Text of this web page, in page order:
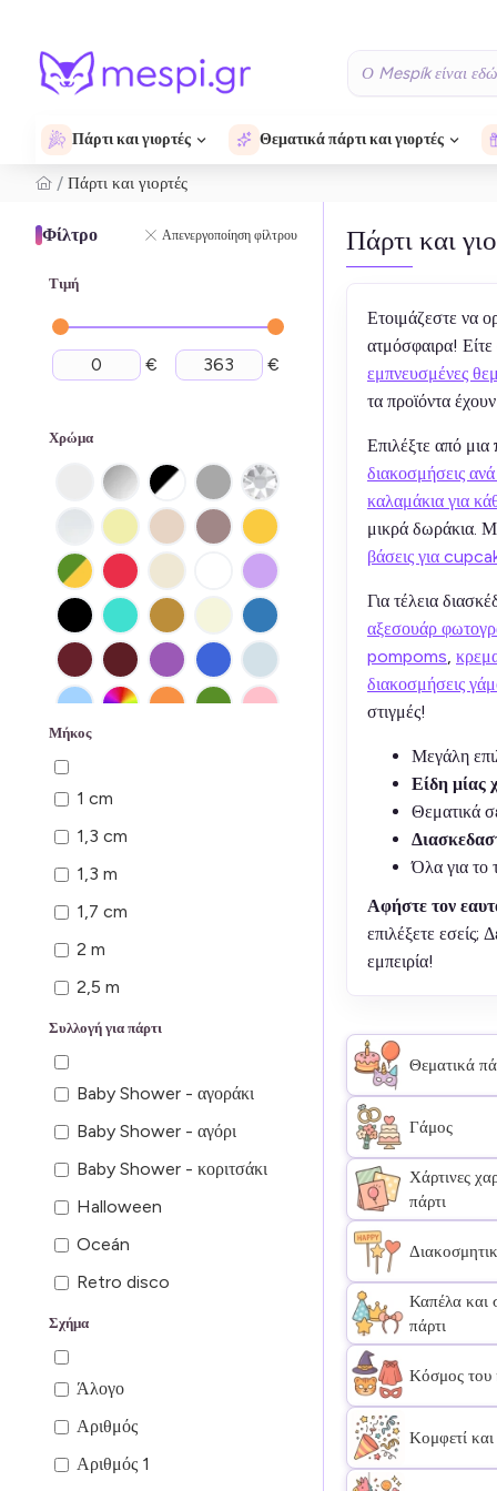
Πάρτι και γιορτές Θεματικά πάρτι και γιορτές
Πάρτι και γιορτές
Φίλτρο Απενεργοποίηση φίλτρου
Τιμή
€ €
Μήκος
1 cm
1,3 cm
1,3 m
1,7 cm
2 m
2,5 m
2,6 cm
3,8 cm
3,8 m
4,5 cm
5 cm
5 cm πλάτος κομματιού
κομφετί
5,5 cm
5-8 cm
6 cm
Συλλογή για πάρτι
Baby Shower - αγοράκι
Baby Shower - αγόρι
Baby Shower - κοριτσάκι
Halloween
Oceán
Retro disco
Silver Disco
Αγίου Βαλεντίνου
Αλογάκια
Αυτοκινητάκια
Σχήμα
Άλογο
Αριθμός
Αριθμός 1
Χρώμα
Πάρτι και
Ετοιμάζεστε να
ατμόσφαιρα! Είτε
εμπνευσμένες
τα προϊόντα
Επιλέξτε από μια
διακοσμήσεις
καλαμάκια για
μικρά δωράκια.
βάσεις για
Για τέλεια
αξεσουάρ
pompoms,
διακοσμήσεις
στιγμές!
Μεγάλη
Είδη μίας
Θεματικά
Όλα για το
Αφήστε τον
επιλέξετε εσείς;
εμπειρία!
Θεματικά
Γάμος
Χάρτινες
πάρτι
Καπέλα και
πάρτι
Κόσμος του
Κομφετί και